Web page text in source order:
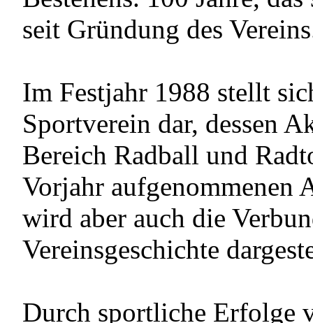
seit Gründung des
Im Festjahr 1988 stellt
Sportverein dar, dessen
Bereich Radball und
Vorjahr aufgenommenen
wird aber auch die
Vereinsgeschichte
Durch sportliche Erfolge